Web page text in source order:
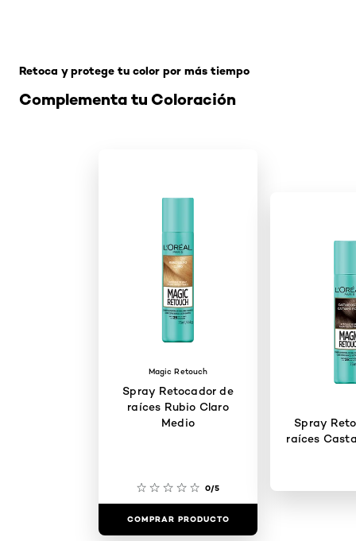
Complementa tu Coloración
Retoca y protege tu color por más tiempo
Magic Retouch
Spray Retocador de
raíces Rubio Claro
Medio
0/5
COMPRAR PRODUCTO
Spray
raíces